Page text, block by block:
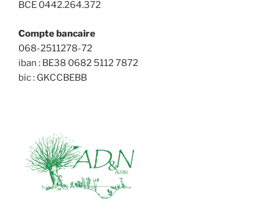
BCE 0442.264.372
Compte bancaire
068-2511278-72
iban : BE38 0682 5112 7872
bic : GKCCBEBB